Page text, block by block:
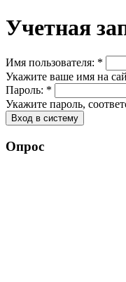
Учетная
Имя пользователя: *
Укажите ваше имя на
Пароль: *
Укажите пароль,
Опрос